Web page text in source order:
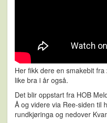
Her fikk dere en smakebit
like bra i år også.
Det blir oppstart fra HOB
Å og videre via Ree-siden til
rundkjøringa og nedover